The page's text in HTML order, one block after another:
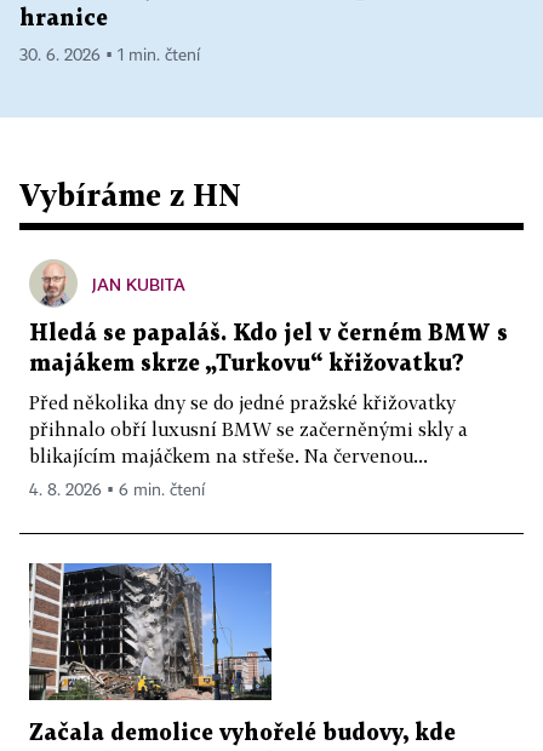
hranice
30. 6. 2026 ▪ 1 min. čtení
Vybíráme z HN
JAN KUBITA
Hledá se papaláš. Kdo jel v černém BMW s
majákem skrze „Turkovu“ křižovatku?
Před několika dny se do jedné pražské křižovatky
přihnalo obří luxusní BMW se začerněnými skly a
blikajícím majáčkem na střeše. Na červenou...
4. 8. 2026 ▪ 6 min. čtení
Začala demolice vyhořelé budovy, kde